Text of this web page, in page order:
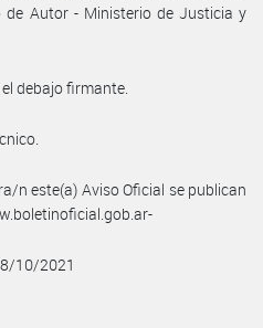
de Autor - Ministerio de Justicia y
debajo firmante.
n este(a) Aviso Oficial se publican
10/2021